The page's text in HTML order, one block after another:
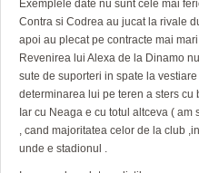
Exemplele date nu sunt cele mai
Contra si Codrea au jucat la rivale
apoi au plecat pe contracte mai
Revenirea lui Alexa de la Dinamo
sute de suporteri in spate la
determinarea lui pe teren a sters cu
Iar cu Neaga e cu totul altceva ( am
, cand majoritatea celor de la club
unde e stadionul .